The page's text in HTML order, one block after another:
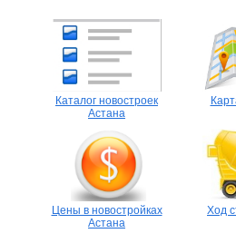
Каталог новостроек
Астана
Цены в новостройках
Астана
Ход